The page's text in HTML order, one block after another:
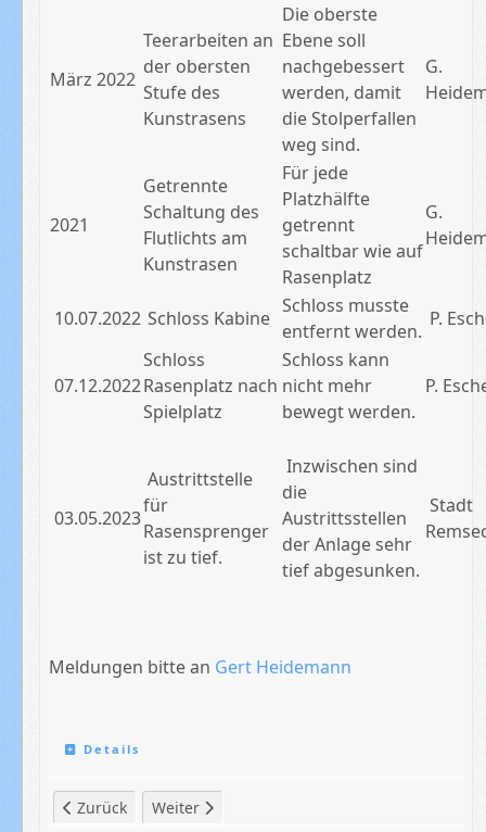
März 2022
Teerarbeiten an
der obersten
Stufe des
Kunstrasens
Die oberste
Ebene soll
nachgebessert
werden, damit
die Stolperfallen
weg sind.
G.
2021
Getrennte
Schaltung des
Flutlichts am
Kunstrasen
Für jede
Platzhälfte
getrennt
schaltbar wie auf
Rasenplatz
G.
10.07.2022 Schloss Kabine
Schloss musste
entfernt werden.
P.
07.12.2022
Schloss
Rasenplatz nach
Spielplatz
Schloss kann
nicht mehr
bewegt werden.
P.
03.05.2023
Austrittstelle
für
Rasensprenger
ist zu tief.
Inzwischen sind
die
Austrittsstellen
der Anlage sehr
tief abgesunken.
Stadt
Meldungen bitte an Gert Heidemann
Details
Vorheriger Beitrag: 2022/23 - Abteilungsleitung Berichte
Zurück Nächster Beitrag: Chronik: 2020/21 -
Weiter